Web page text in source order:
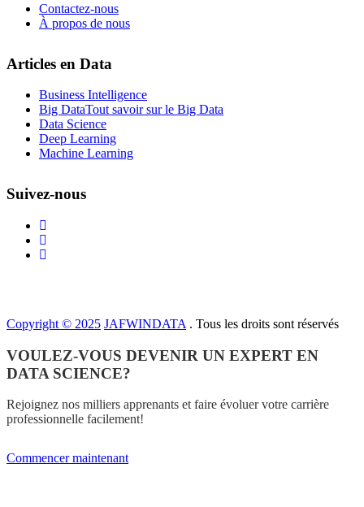
Contactez-nous
À propos de nous
Articles en Data
Business Intelligence
Big DataTout savoir sur le Big Data
Data Science
Deep Learning
Machine Learning
Suivez-nous
Copyright © 2025 JAFWINDATA . Tous les droits sont réservés
VOULEZ-VOUS DEVENIR UN EXPERT EN
DATA SCIENCE?
Rejoignez nos milliers apprenants et faire évoluer votre carrière
professionnelle facilement!
Commencer maintenant